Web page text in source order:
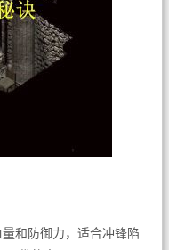
和防御力，适合冲锋陷